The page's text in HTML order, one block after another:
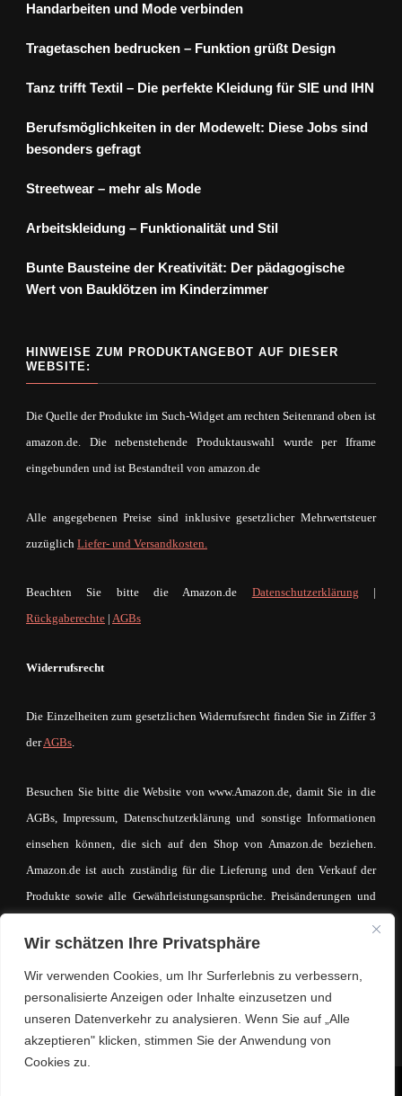
Wir schätzen Ihre Privatsphäre
Wir verwenden Cookies, um Ihr Surferlebnis zu verbessern,
personalisierte Anzeigen oder Inhalte einzusetzen und
unseren Datenverkehr zu analysieren. Wenn Sie auf „Alle
akzeptieren" klicken, stimmen Sie der Anwendung von
Cookies zu.
Handarbeiten und Mode verbinden
Tragetaschen bedrucken – Funktion grüßt Design
Tanz trifft Textil – Die perfekte Kleidung für SIE und IHN
Berufsmöglichkeiten in der Modewelt: Diese Jobs sind
besonders gefragt
Streetwear – mehr als Mode
Arbeitskleidung – Funktionalität und Stil
Bunte Bausteine der Kreativität: Der pädagogische
Wert von Bauklötzen im Kinderzimmer
HINWEISE ZUM PRODUKTANGEBOT AUF DIESER
WEBSITE:
Die Quelle der Produkte im Such-Widget am rechten Seitenrand oben ist
amazon.de. Die nebenstehende Produktauswahl wurde per Iframe
eingebunden und ist Bestandteil von amazon.de
Alle angegebenen Preise sind inklusive gesetzlicher Mehrwertsteuer
zuzüglich Liefer- und Versandkosten.
Beachten Sie bitte die Amazon.de Datenschutzerklärung |
Rückgaberechte | AGBs
Widerrufsrecht
Die Einzelheiten zum gesetzlichen Widerrufsrecht finden Sie in Ziffer 3
derAGBs.
Besuchen Sie bitte die Website von www.Amazon.de, damit Sie in die
AGBs, Impressum, Datenschutzerklärung und sonstige Informationen
einsehen können, die sich auf den Shop von Amazon.de beziehen.
Amazon.de ist auch zuständig für die Lieferung und den Verkauf der
Produkte sowie alle Gewährleistungsansprüche. Preisänderungen und
macht sich den Inhalt des IFrames auf keinerlei Weise zueigen. Der
eventuell zustande kommende Kaufvertrag und die entsprechende
Kaufabwicklung läuft ausschließlich über www.Amazon.de.